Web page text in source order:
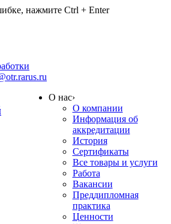
нажмите Ctrl + Enter
О нас›
О компании
Информация об
аккредитации
История
Сертификаты
Все товары и услуги
Работа
Вакансии
Преддипломная
практика
Ценности